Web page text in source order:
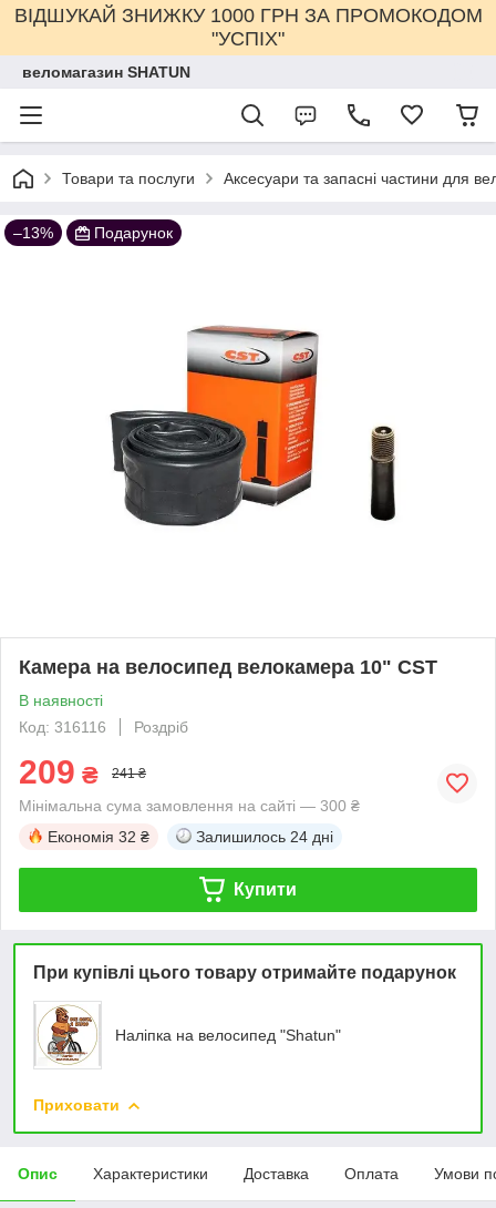
ВІДШУКАЙ ЗНИЖКУ 1000 ГРН ЗА ПРОМОКОДОМ
"УСПІХ"
веломагазин SHATUN
Товари та послуги Аксесуари та запасні частини для
–13% Подарунок
Камера на велосипед велокамера 10" CST
В наявності
Код: 316116
Роздріб
209 ₴ 241 ₴
Мінімальна сума замовлення на сайті — 300 ₴
Економія 32 ₴ Залишилось 24 дні
Купити
При купівлі цього товару отримайте подарунок
Наліпка на велосипед "Shatun"
Приховати
Опис Характеристики Доставка Оплата Умови